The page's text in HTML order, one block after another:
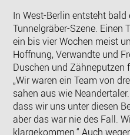
In West-Berlin entsteht bald
Tunnelgräber-Szene. Einen
ein bis vier Wochen meist
Hoffnung, Verwandte und
Duschen und Zähneputzen
„Wir waren ein Team von
sahen aus wie
dass wir uns unter diesen
aber das war nie des Fall.
klargekommen.“ Auch